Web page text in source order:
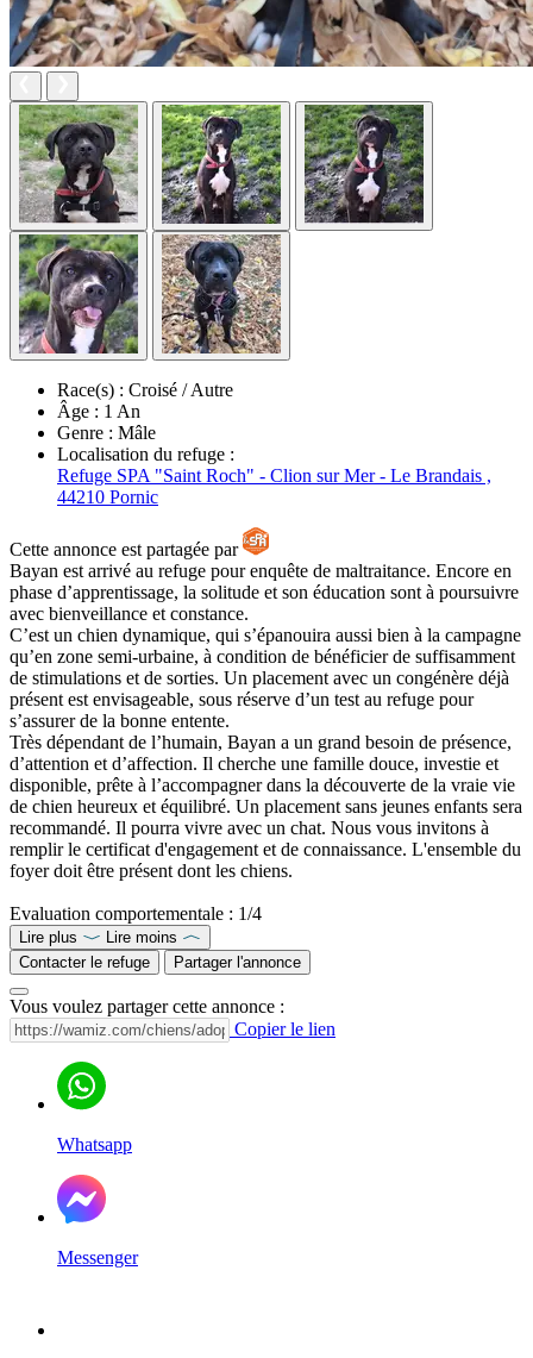
Race(s) : Croisé / Autre
Âge : 1 An
Genre : Mâle
Localisation du refuge :
Refuge SPA "Saint Roch" - Clion sur Mer - Le Brandais ,
44210 Pornic
Cette annonce est partagée par
Bayan est arrivé au refuge pour enquête de maltraitance. Encore en
phase d’apprentissage, la solitude et son éducation sont à poursuivre
avec bienveillance et constance.
C’est un chien dynamique, qui s’épanouira aussi bien à la campagne
qu’en zone semi-urbaine, à condition de bénéficier de suffisamment
de stimulations et de sorties. Un placement avec un congénère déjà
présent est envisageable, sous réserve d’un test au refuge pour
s’assurer de la bonne entente.
Très dépendant de l’humain, Bayan a un grand besoin de présence,
d’attention et d’affection. Il cherche une famille douce, investie et
disponible, prête à l’accompagner dans la découverte de la vraie vie
de chien heureux et équilibré. Un placement sans jeunes enfants sera
recommandé. Il pourra vivre avec un chat. Nous vous invitons à
remplir le certificat d'engagement et de connaissance. L'ensemble du
foyer doit être présent dont les chiens.
Evaluation comportementale : 1/4
Lire plus
Lire moins
Contacter le refuge
Partager l'annonce
Vous voulez partager cette annonce :
Copier le lien
Whatsapp
Messenger